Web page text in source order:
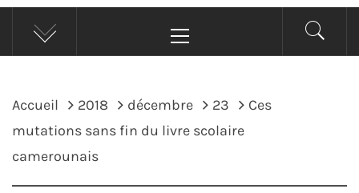
principal
Accueil 2018 décembre 23
Ces
mutations sans fin du livre scolaire
camerounais